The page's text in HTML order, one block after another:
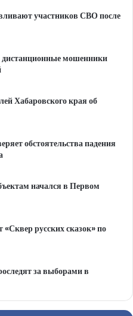
участников СВО после
дистанционные мошенники
Хабаровского края об
обстоятельства падения
начался в Первом
русских сказок» по
за выборами в